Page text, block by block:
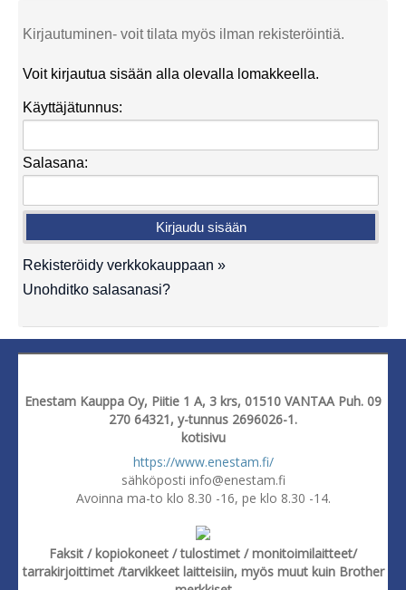
Kirjautuminen- voit tilata myös ilman rekisteröintiä.
Voit kirjautua sisään alla olevalla lomakkeella.
Käyttäjätunnus:
Salasana:
Rekisteröidy verkkokauppaan »
Unohditko salasanasi?
Enestam Kauppa Oy, Piitie 1 A, 3 krs, 01510 VANTAA Puh. 09
270 64321, y-tunnus 2696026-1.
kotisivu
https://www.enestam.fi/
sähköposti info@enestam.fi
Avoinna ma-to klo 8.30 -16, pe klo 8.30 -14.
Faksit / kopiokoneet / tulostimet / monitoimilaitteet/
tarrakirjoittimet /tarvikkeet laitteisiin, myös muut kuin Brother